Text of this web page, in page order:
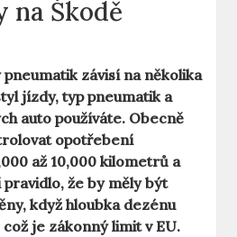
na Škodě
závisí na několika
jízdy, typ pneumatik a
auto používáte. Obecně
opotřebení
až 10,000 kilometrů a
že by měly být
když hloubka dezénu
je zákonný limit v EU.